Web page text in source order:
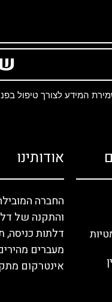
המידע לצורך טיפול
אודותינו
החברה
והתקנה של
דלתות כניסה,
מעברים
אינטרקום